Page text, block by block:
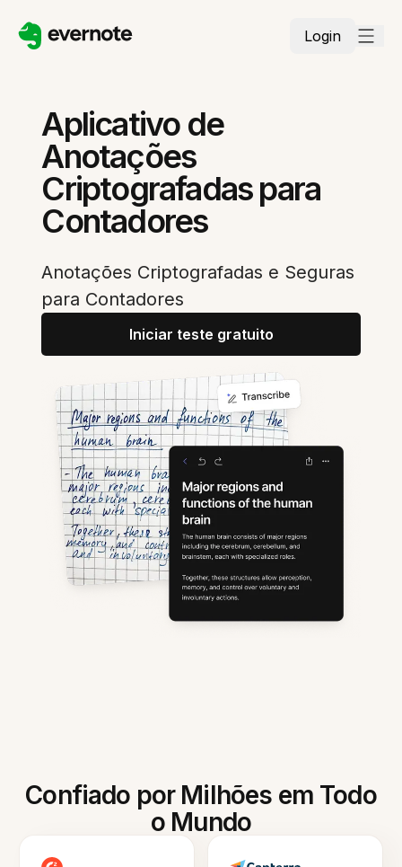
Login
Aplicativo de
Anotações
Criptografadas para
Contadores
Anotações Criptografadas e Seguras
para Contadores
Iniciar teste gratuito
Confiado por Milhões em Todo
o Mundo